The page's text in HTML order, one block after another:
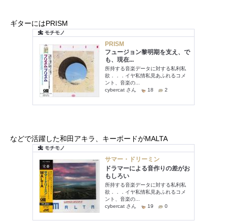
ギターにはPRISM
などで活躍した和田アキラ、キーボードがMALTA